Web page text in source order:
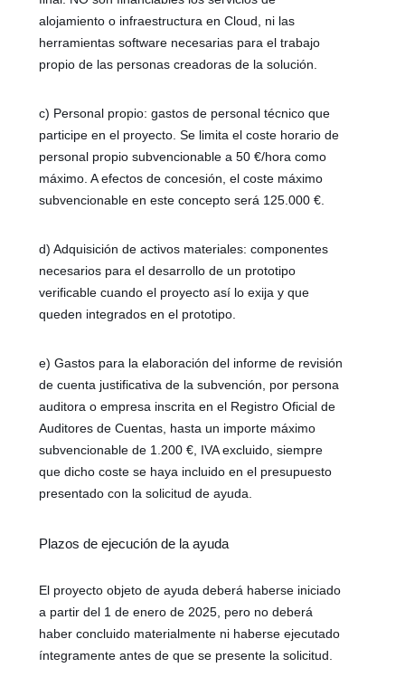
alojamiento o infraestructura en Cloud, ni las
herramientas software necesarias para el trabajo
propio de las personas creadoras de la solución.
c) Personal propio: gastos de personal técnico que
participe en el proyecto. Se limita el coste horario de
personal propio subvencionable a 50 €/hora como
máximo. A efectos de concesión, el coste máximo
subvencionable en este concepto será 125.000 €.
d) Adquisición de activos materiales: componentes
necesarios para el desarrollo de un prototipo
verificable cuando el proyecto así lo exija y que
queden integrados en el prototipo.
e) Gastos para la elaboración del informe de revisión
de cuenta justificativa de la subvención, por persona
auditora o empresa inscrita en el Registro Oficial de
Auditores de Cuentas, hasta un importe máximo
subvencionable de 1.200 €, IVA excluido, siempre
que dicho coste se haya incluido en el presupuesto
presentado con la solicitud de ayuda.
Plazos de ejecución de la ayuda
El proyecto objeto de ayuda deberá haberse iniciado
a partir del 1 de enero de 2025, pero no deberá
haber concluido materialmente ni haberse ejecutado
íntegramente antes de que se presente la solicitud.